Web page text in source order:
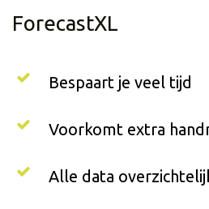
ForecastXL
Bespaart je veel tijd
Voorkomt extra
Alle data